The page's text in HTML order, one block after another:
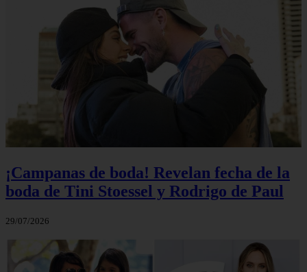
¡Campanas de boda! Revelan fecha de la
boda de Tini Stoessel y Rodrigo de Paul
29/07/2026